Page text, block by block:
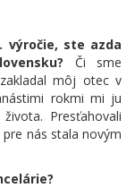
výročie, ste azda
Či sme
môj otec v
rokmi mi ju
Presťahovali
nás stala novým